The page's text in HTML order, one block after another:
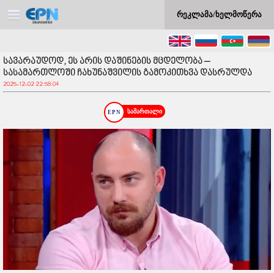
რეკლამა/ხელმოწერა
სავარაუდოდ, ეს არის დაშინების მცდელობა –
სასამართლოში ჩახუნაშვილის გამოკითხვა დასრულდა
2025-12-02 22:58:04
სამართალი